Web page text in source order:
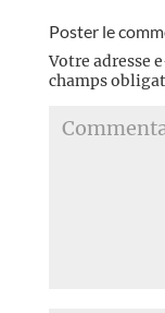
Poster le
Votre adresse
champs